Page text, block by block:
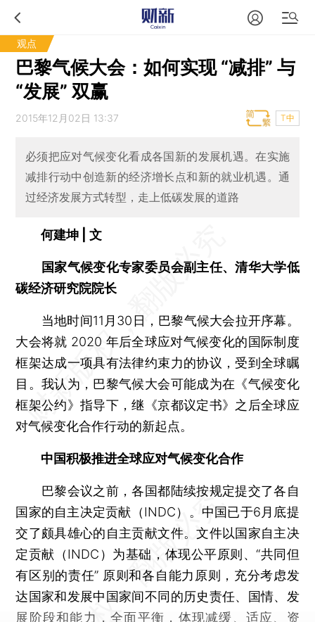
观点
巴黎气候大会：如何实现 “减排” 与
“发展” 双赢
2015年12月02日 13:37 T中
必须把应对气候变化看成各国新的发展机遇。在实施
减排行动中创造新的经济增长点和新的就业机遇。通
过经济发展方式转型，走上低碳发展的道路
何建坤 | 文
国家气候变化专家委员会副主任、清华大学低
碳经济研究院院长
当地时间11月30日，巴黎气候大会拉开序幕。
大会将就 2020 年后全球应对气候变化的国际制度
框架达成一项具有法律约束力的协议，受到全球瞩
目。我认为，巴黎气候大会可能成为在《气候变化
框架公约》指导下，继《京都议定书》之后全球应
对气候变化合作行动的新起点。
中国积极推进全球应对气候变化合作
巴黎会议之前，各国都陆续按规定提交了各自
国家的自主决定贡献（INDC）。中国已于6月底提
交了颇具雄心的自主贡献文件。文件以国家自主决
定贡献（INDC）为基础，体现公平原则、“共同但
有区别的责任” 原则和各自能力原则，充分考虑发
达国家和发展中国家间不同的历史责任、国情、发
展阶段和能力，全面平衡，体现减缓、适应、资